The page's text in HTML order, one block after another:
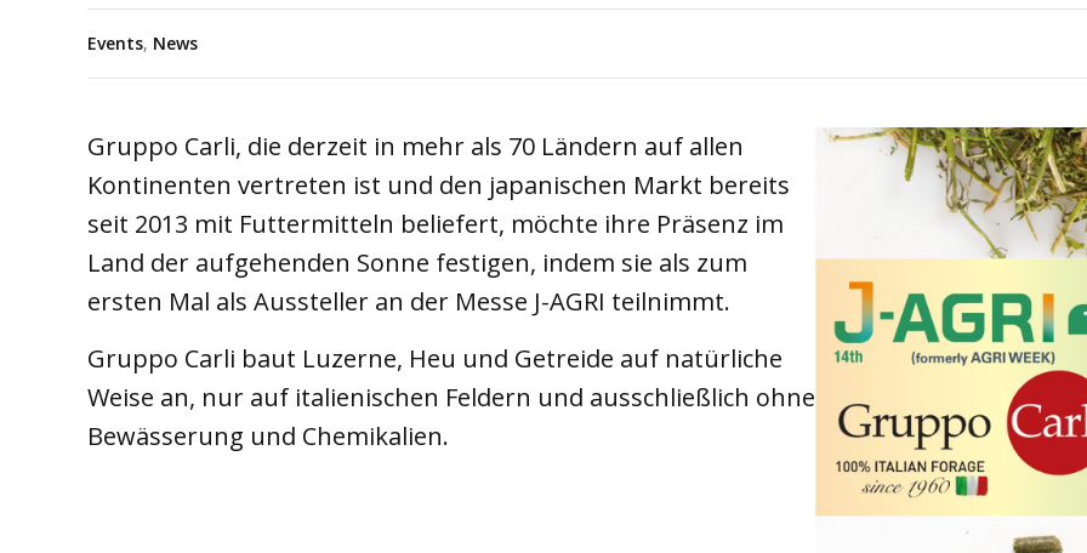
Produkte
Events, News
Gruppo Carli, die derzeit in mehr als 70 Ländern auf allen
Kontinenten vertreten ist und den japanischen Markt bereits
seit 2013 mit Futtermitteln beliefert, möchte ihre Präsenz im
Land der aufgehenden Sonne festigen, indem sie als zum
ersten Mal als Aussteller an der Messe J-AGRI teilnimmt.
Gruppo Carli baut Luzerne, Heu und Getreide auf natürliche
Weise an, nur auf italienischen Feldern und ausschließlich ohne
Bewässerung und Chemikalien.